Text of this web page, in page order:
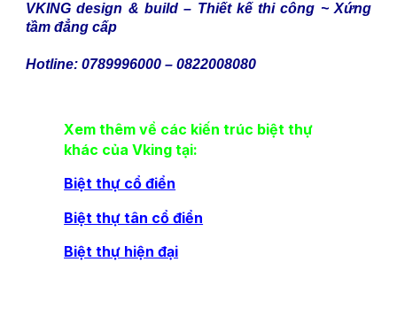
VKING design & build – Thiết kế thi công ~ Xứng
tầm đẳng cấp
Hotline: 0789996000 – 0822008080
Xem thêm về các kiến trúc biệt thự
khác của Vking tại:
Biệt thự cổ điển
Biệt thự tân cổ điển
Biệt thự hiện đại